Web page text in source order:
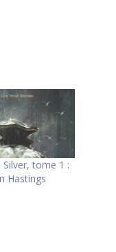
Silver, tome 1 :
Hastings